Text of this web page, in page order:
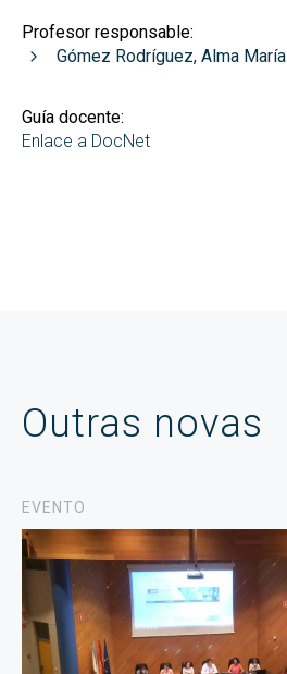
Profesor responsable:
Gómez Rodríguez, Alma María
Guía docente:
Enlace a DocNet
Outras novas
EVENTO